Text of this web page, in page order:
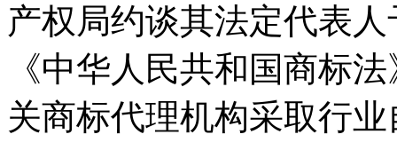
产权局约谈其法定代表
《中华人民共和国商标
关商标代理机构采取行